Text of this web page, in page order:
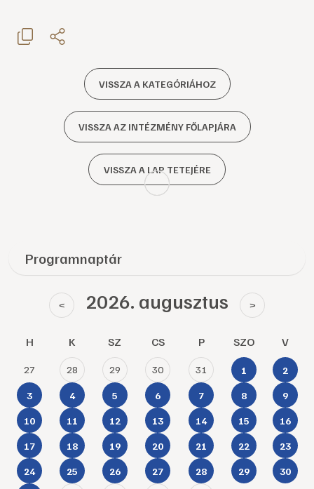
VISSZA A KATEGÓRIÁHOZ
VISSZA AZ INTÉZMÉNY FŐLAPJÁRA
VISSZA A LAP TETEJÉRE
Programnaptár
< 2026. augusztus >
H K SZ CS P SZO V
27 28 29 30 31 1 2
3 4 5 6 7 8 9
10 11 12 13 14 15 16
17 18 19 20 21 22 23
24 25 26 27 28 29 30